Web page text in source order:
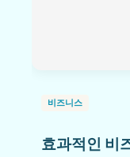
비즈니스
효과적인 비